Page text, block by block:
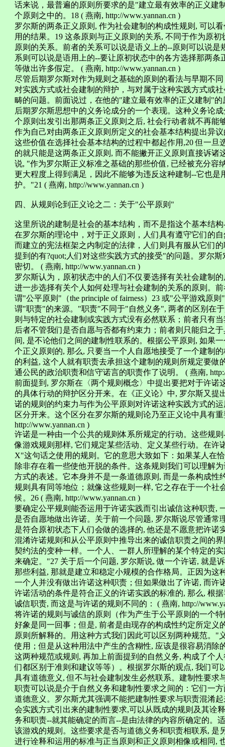
话来说，最普遍的原则所要求的是"建立最有效率的正义建
个原则之中的。18 ( 燕南, http://www.yannan.cn )
罗尔斯的两条正义原则, 作为社会建制的构成性规则, 可以
用的结果。19 这条原则与正义原则的关系, 不同于作为原
原则的关系。前者的关系可以说是语义上的--原则可以说
系则可以说是语用上的--要让原初状态中的各方选择那两
等做出许多假定。 ( 燕南, http://www.yannan.cn )
尽管后期罗尔斯对作为规则之基础的原则的看法与早期不
对实践方式或社会建制的辩护，与对属于这种实践方式或
畴的问题。前面说过，在他的"建立最有效率的正义建制"
后期罗尔斯思想中的义务论成分的一个表现。这种义务论
个原则出发引出那两条正义原则之后, 社会行动者就不再能
作为自己对由两条正义原则所定义的社会基本结构提出异
这些价值在选择社会基本结构的过程中都起作用,20 但一
的就只能是这两条正义原则, 而不能撇开正义原则直接诉诸
说, "作为罗尔斯正义标准之基础的那些价值, 已经被充分容
更大程度上得到满足，因此不能够为违反这种建制--它也
护。"21 ( 燕南, http://www.yannan.cn )
四、从规则论到正义论之二：关于"公平原则"
这里所说的建制是社会的基本结构，而不是指这个基本结
在罗尔斯的理论中，对于正义原则，人们具有遵守它们的
而建立的宪法框架之内制定的法律，人们则具有服从它们
提到的有?quot;人们对这些实践方式的接受"的问题。罗尔
密切。 ( 燕南, http://www.yannan.cn )
罗尔斯认为，原初状态中的人们不仅要选择有关社会建制
进一步选择有关个人如何处理与社会建制的关系的原则。
谓"公平原则"（the principle of fairness）23 或"公平游戏原
谓"职责"的来源。"职责"不同于"自然义务", 两者的区别在
则与特定的社会建制或实践方式没有必然联系；前者只有
后者不管我们是否自愿与否都有约束力；前者则只能归之
间, 是不论他们之间的建制性联系的。根据公平原则, 如果
个正义原则的, 那么, 只要当一个人自愿地接受了一个建制
的利益, 这个人就有职责去承担这个建制的规则所规定要做
通公民的政治职责和信守诺言的职责作了说明。 ( 燕南,
前面提到, 罗尔斯在〈两个规则概念〉中提出要把对于许诺
的具体行动的辩护区分开来。在《正义论》中, 罗尔斯又
诺的规则的约束力与作为公平原则对许诺这种实践方式的
区分开来。这个区分在罗尔斯的规则论乃至正义论中具有
http://www.yannan.cn )
许诺是一种由一个公共的规则体系所规定的行动。这些规
像游戏规则那样, 它们规定某些活动、定义某些行动。在许
X"这句话之使用的规则。它的意思大致如下：如果某人在
除非存在着一些使他开脱的条件。这条规则我们可以理解
方式的表述。它本身并不是一条道德原则, 而是一条构成性
规则具有同等地位；就像这些规则一样, 它之存在于一个社
候。26 ( 燕南, http://www.yannan.cn )
要确定公平规则能否运用于许诺实践而引出诚信这种职责,
是否自愿地做出许诺。关于前一个问题, 罗尔斯说尽管通
是符合原初状态下人们会做的选择的, 他还是不愿意把许诺
混淆许诺规则和从公平原则中推导出来的诚信职责之间的
契约法的变种一样。一个人、一群人所理解的某个特定的
来确定。"27 关于后一个问题, 罗尔斯说, 做一个许诺, 就是
那些利益, 那就是建立和稳定小规模的合作格局。正因为这
一个人并没有做出许诺这种职责；但如果做出了许诺, 而许
许诺活动的条件是符合正义的许诺实践的标准的, 那么, 根
诚信职责, 而这是与许诺的规则不同的： ( 燕南, http://
将许诺的规则与诚信的原则（作为产生于公平原则的一个
好象是同一回事；但是, 前者是由现存的构成性约定所定义
原则所解释的。用这种方式我们因此可以区别两种规范。
使用；但是从这种用法中产生的含糊性, 应该是很容易消除
这两种规范或规则, 再加上前面提到的自然义务, 构成了个
们都区别于准则和建议等等）。根据罗尔斯的观点, 我们可
具有道德意义, 但不与社会建制发生必然联系。建制性要求
职责可以说是介于自然义务和建制性要求之间的：它们一
道德意义。罗尔斯尤其强调不能把建制性要求与职责混淆
会实践方式引出来的建制性要求,可以从既成的规则及其诠
务和职责--就其能确定的而言--是由法律的内容所确定的。
该游戏的规则。这些要求是否与道德义务和职责相联系, 是
进行诠释和运用的标准与正当原则和正义原则相像或相同,